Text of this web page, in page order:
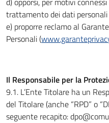
trattamento dei dati personali
e) proporre reclamo al
Personali (
Il Responsabile per la
9.1. L’Ente Titolare ha un
del Titolare (anche “RPD” o
seguente recapito: